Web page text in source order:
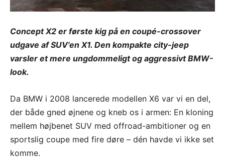
Concept X2 er første kig på en coupé-crossover
udgave af SUV'en X1. Den kompakte city-jeep
varsler et mere ungdommeligt og aggressivt BMW-
look.
Da BMW i 2008 lancerede modellen X6 var vi en del,
der både gned øjnene og kneb os i armen: En kloning
mellem højbenet SUV med offroad-ambitioner og en
sportslig coupe med fire døre – dén havde vi ikke set
komme.